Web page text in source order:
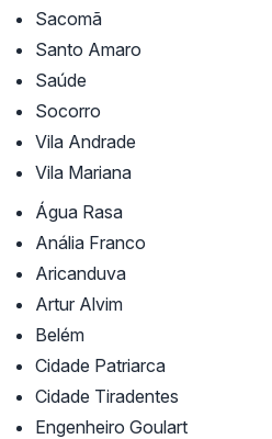
Sacomã
Santo Amaro
Saúde
Socorro
Vila Andrade
Vila Mariana
Água Rasa
Anália Franco
Aricanduva
Artur Alvim
Belém
Cidade Patriarca
Cidade Tiradentes
Engenheiro Goulart